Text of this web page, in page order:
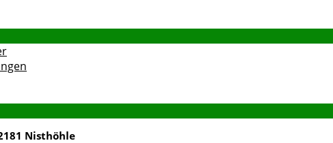
Nisthöhle